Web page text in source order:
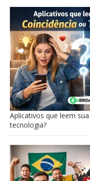
Aplicativos que leem
tecnologia?